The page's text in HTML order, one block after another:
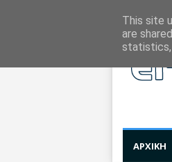
ΑΡΧΙΚΗ
This site
are
statistics,